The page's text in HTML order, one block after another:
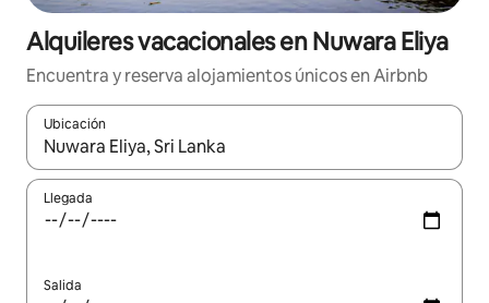
Alquileres vacacionales en Nuwara Eliya
Encuentra y reserva alojamientos únicos en Airbnb
Ubicación
Cuando los resultados estén disponibles, navega con las
Llegada
Salida